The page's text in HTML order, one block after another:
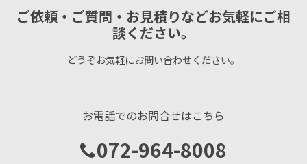
ご依頼・ご質問・お見積りなどお気軽にご相
談ください。
どうぞお気軽にお問い合わせください。
お電話でのお問合せはこちら
072-964-8008